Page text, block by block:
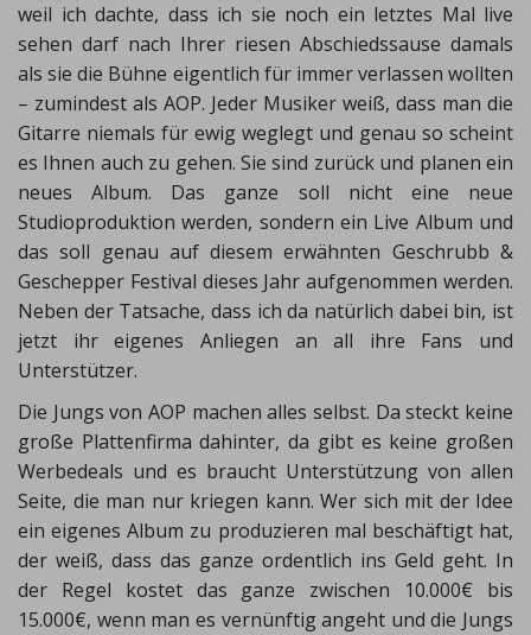
weil ich dachte, dass ich sie noch ein letztes Mal live
sehen darf nach Ihrer riesen Abschiedssause damals
als sie die Bühne eigentlich für immer verlassen wollten
– zumindest als AOP. Jeder Musiker weiß, dass man die
Gitarre niemals für ewig weglegt und genau so scheint
es Ihnen auch zu gehen. Sie sind zurück und planen ein
neues Album. Das ganze soll nicht eine neue
Studioproduktion werden, sondern ein Live Album und
das soll genau auf diesem erwähnten Geschrubb &
Geschepper Festival dieses Jahr aufgenommen werden.
Neben der Tatsache, dass ich da natürlich dabei bin, ist
jetzt ihr eigenes Anliegen an all ihre Fans und
Unterstützer.
Die Jungs von AOP machen alles selbst. Da steckt keine
große Plattenfirma dahinter, da gibt es keine großen
Werbedeals und es braucht Unterstützung von allen
Seite, die man nur kriegen kann. Wer sich mit der Idee
ein eigenes Album zu produzieren mal beschäftigt hat,
der weiß, dass das ganze ordentlich ins Geld geht. In
der Regel kostet das ganze zwischen 10.000€ bis
15.000€, wenn man es vernünftig angeht und die Jungs